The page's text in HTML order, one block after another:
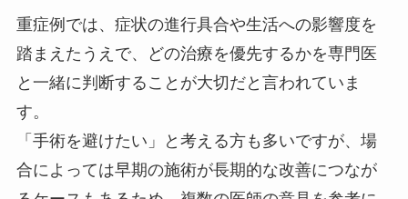
重症例では、症状の進行具合や生活への影響度を
踏まえたうえで、どの治療を優先するかを専門医
と一緒に判断することが大切だと言われていま
す。
「手術を避けたい」と考える方も多いですが、場
合によっては早期の施術が長期的な改善につなが